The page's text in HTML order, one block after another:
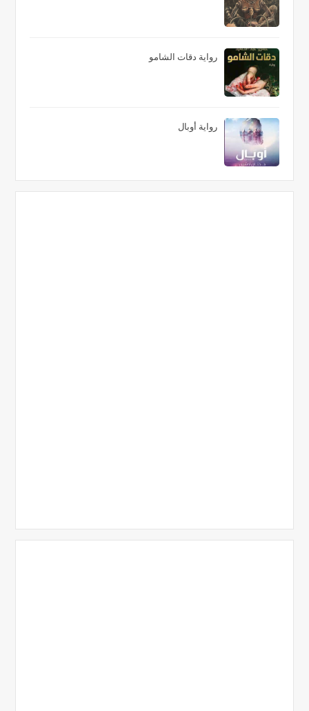
رواية دقات الشامو
رواية أوبال